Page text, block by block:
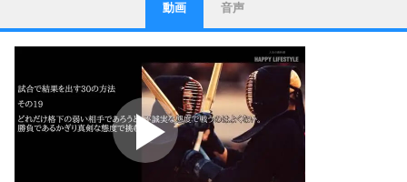
1
ストレス対策
他人と比べない。
いっそのこと、他人を見ない。
いらいらしない人になる30の方法
プラス思考
ポジティブになれない原因は、行動しないから。
ポジティブ思考になる30の方法
ストレス対策
動画 音声